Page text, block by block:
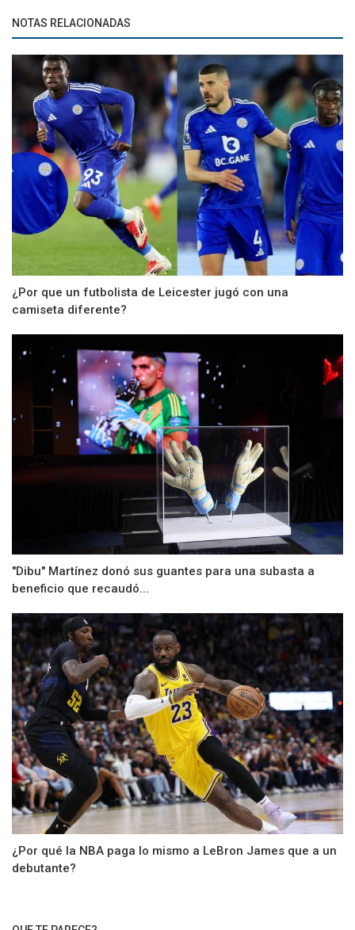
NOTAS RELACIONADAS
¿Por que un futbolista de Leicester jugó con una
camiseta diferente?
"Dibu" Martínez donó sus guantes para una subasta a
beneficio que recaudó...
¿Por qué la NBA paga lo mismo a LeBron James que a un
debutante?